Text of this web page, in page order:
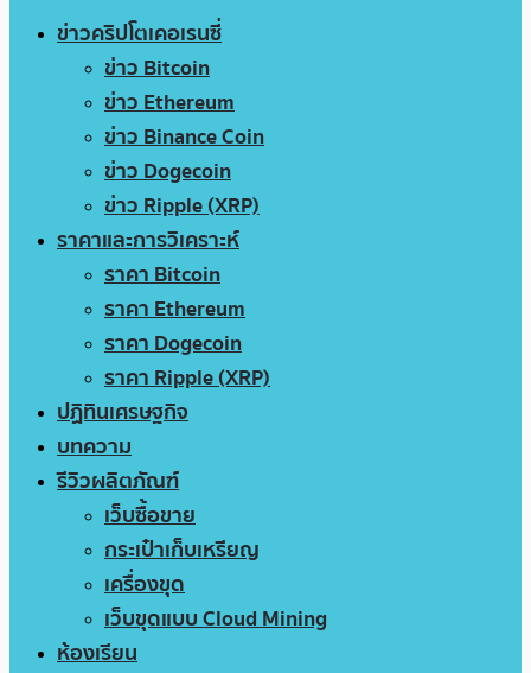
ข่าวคริปโตเคอเรนซี่
ข่าว Bitcoin
ข่าว Ethereum
ข่าว Binance Coin
ข่าว Dogecoin
ข่าว Ripple (XRP)
ราคาและการวิเคราะห์
ราคา Bitcoin
ราคา Ethereum
ราคา Dogecoin
ราคา Ripple (XRP)
ปฏิทินเศรษฐกิจ
บทความ
รีวิวผลิตภัณฑ์
เว็บซื้อขาย
กระเป๋าเก็บเหรียญ
เครื่องขุด
เว็บขุดแบบ Cloud Mining
ห้องเรียน